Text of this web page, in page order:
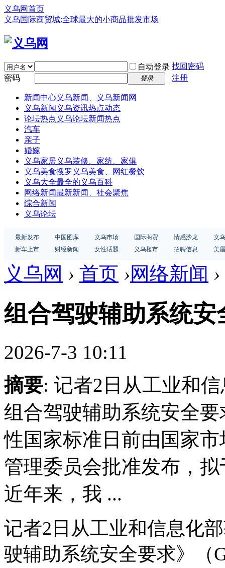
义乌网首页
义乌国际商贸城:全球最大的小商品批发市场
自动登录 找回密码
密码
登录 注册
新闻中心义乌新闻、义乌新闻网
义乌新闻 义乌资讯热点动态
论坛热点 义乌论坛新闻热点
汽车
亲子
婚嫁
义乌家居义乌装修、家纺、家俱
义乌美食搜罗义乌美食、网红餐饮
义乌大全最全的义乌百科
网络新闻最新新闻、社会聚焦
综合新闻
义乌论坛
最新发布 中国图库 义乌市场 国际商贸 情感沙龙
义
新车上市
财经新闻 女性话题 义乌楼市 招聘信息 美
义乌网 › 首页 ›网络新闻 ›
组合驾驶辅助系统
2026-7-3 10:11
摘要: 记者2日从工业和
组合驾驶辅助系统安全
性国家标准日前由国家
管理委员会批准发布，
近年来，我 ...
记者2日从工业和信息化
驶辅助系统安全要求》（